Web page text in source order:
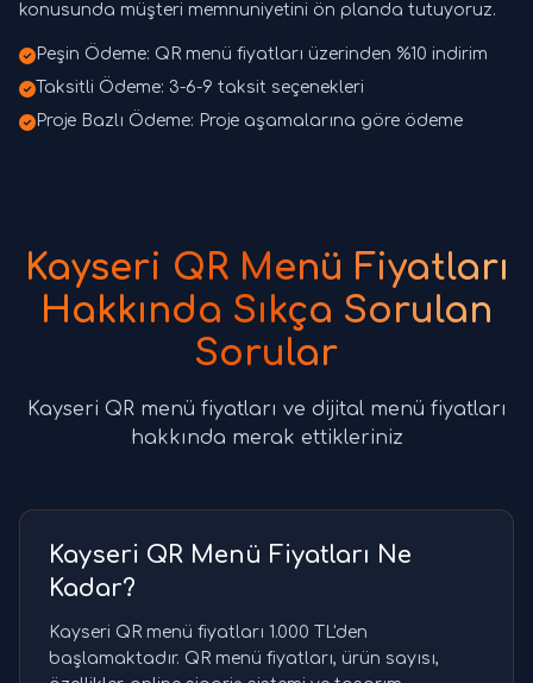
konusunda müşteri memnuniyetini ön planda tutuyoruz.
Peşin Ödeme: QR menü fiyatları üzerinden %10 indirim
Taksitli Ödeme: 3-6-9 taksit seçenekleri
Proje Bazlı Ödeme: Proje aşamalarına göre ödeme
Kayseri QR Menü Fiyatları
Hakkında Sıkça Sorulan
Sorular
Kayseri QR menü fiyatları ve dijital menü fiyatları
hakkında merak ettikleriniz
Kayseri QR Menü Fiyatları Ne
Kadar?
Kayseri QR menü fiyatları 1.000 TL'den
başlamaktadır. QR menü fiyatları, ürün sayısı,